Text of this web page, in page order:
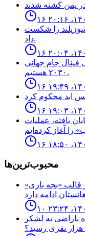
تيم ملى فوتسال افغانستان با نتيجه ۶-۱ نيوزيلند را شكست
داد.
فينال جام جهانى
٢٠٣٠ هستيم.
یافته، عملیات
محبوب‌ترین‌ها
قالب «بجه بازى»
ناراضى به لشكر